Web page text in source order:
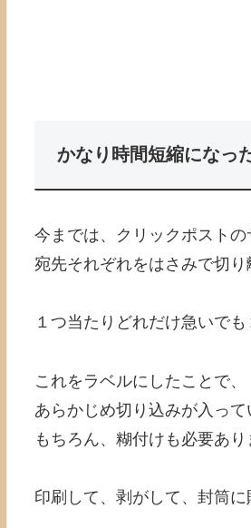
かなり時間短縮になっ
今までは、クリックポストの
宛先それぞれをはさみで切
１つ当たりどれだけ急いで
これをラベルにしたことで、
あらかじめ切り込みが入っ
もちろん、糊付けも必要あり
印刷して、剥がして、封筒